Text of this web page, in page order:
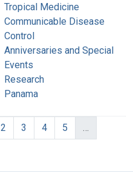
Tropical Medicine
Communicable Disease
Control
Anniversaries and Special
Events
Research
Panama
2 3 4 5
…